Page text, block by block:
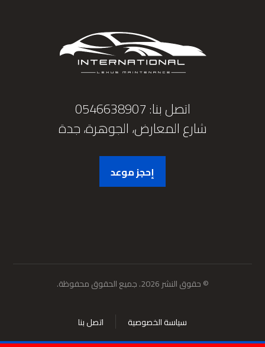
اتصل بنا: 0546638907
شارع المعارض، الجوهرة، جدة
إحجز موعد
© حقوق النشر 2026. جميع الحقوق محفوظة.
اتصل بنا سياسة الخصوصية